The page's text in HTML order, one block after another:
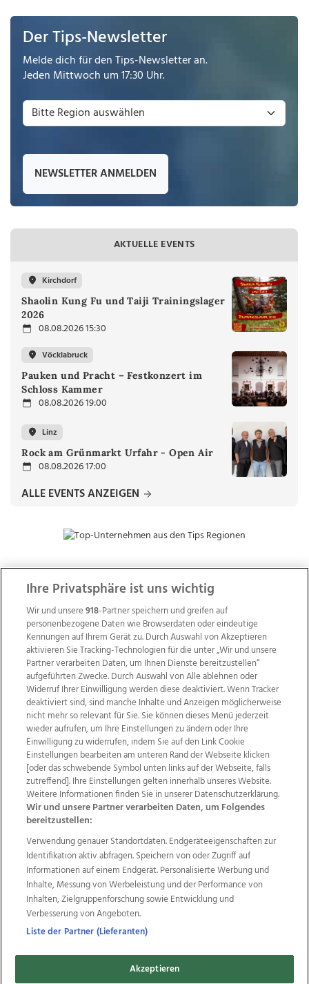
Der Tips-Newsletter
Melde dich für den Tips-Newsletter an.
Jeden Mittwoch um 17:30 Uhr.
NEWSLETTER ANMELDEN
AKTUELLE EVENTS
Kirchdorf
Shaolin Kung Fu und Taiji Trainingslager
2026
08.08.2026 15:30
Vöcklabruck
Pauken und Pracht – Festkonzert im
Schloss Kammer
08.08.2026 19:00
Linz
Rock am Grünmarkt Urfahr - Open Air
08.08.2026 17:00
ALLE EVENTS ANZEIGEN
ZUR NACHRICHTENÜBERSICHT
Wir über uns Mediadaten Kontakt
Jobs
Datenschutz
Impressum
AGB Anzeigekunden
AGB Website
Ehrenkodex Politische Werbung
Weitere Angebote des Medienhauses Wimmer
TV1 di-mog-i.at OÖNow
Ischler Woche
Life Radio
OÖNachrichten
OÖN Immobilien
OÖN Karriere
OÖN Reise
Promenaden Galerien
Regionaljobs
Ihre Privatsphäre ist uns wichtig
Wir und unsere918-Partner speichern und greifen auf
personenbezogene Daten wie Browserdaten oder eindeutige
Kennungen auf Ihrem Gerät zu. Durch Auswahl von Akzeptieren
aktivieren Sie Tracking-Technologien für die unter „Wir und unsere
Partner verarbeiten Daten, um Ihnen Dienste bereitzustellen“
aufgeführten Zwecke. Durch Auswahl von Alle ablehnen oder
Widerruf Ihrer Einwilligung werden diese deaktiviert. Wenn Tracker
deaktiviert sind, sind manche Inhalte und Anzeigen möglicherweise
nicht mehr so relevant für Sie. Sie können dieses Menü jederzeit
wieder aufrufen, um Ihre Einstellungen zu ändern oder Ihre
Einwilligung zu widerrufen, indem Sie auf den Link Cookie
Einstellungen bearbeiten am unteren Rand der Webseite klicken
[oder das schwebende Symbol unten links auf der Webseite, falls
zutreffend]. Ihre Einstellungen gelten innerhalb unseres Website.
Weitere Informationen finden Sie in unserer Datenschutzerklärung.
Wir und unsere Partner verarbeiten Daten, um Folgendes
bereitzustellen:
Verwendung genauer Standortdaten. Endgeräteeigenschaften zur
Identifikation aktiv abfragen. Speichern von oder Zugriff auf
Informationen auf einem Endgerät. Personalisierte Werbung und
Inhalte, Messung von Werbeleistung und der Performance von
Inhalten, Zielgruppenforschung sowie Entwicklung und
Verbesserung von Angeboten.
Liste der Partner (Lieferanten)
Akzeptieren